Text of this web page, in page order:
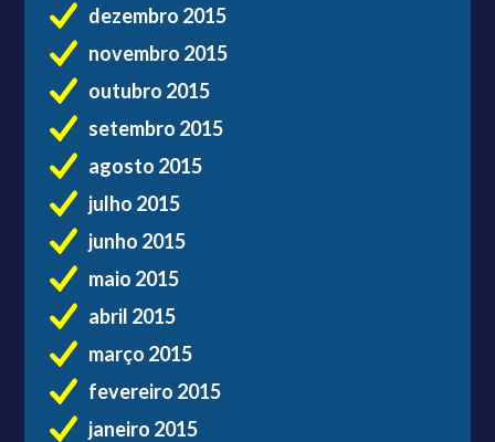
dezembro 2015
novembro 2015
outubro 2015
setembro 2015
agosto 2015
julho 2015
junho 2015
maio 2015
abril 2015
março 2015
fevereiro 2015
janeiro 2015